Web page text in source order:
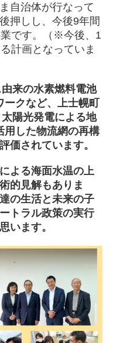
自治体が行なって
押しし、今後9年間
です。（※今後、1
計画となっていま
来の水素燃料電池
ークなど、上士幌町
陽光発電による地
用した物流網の再構
価されています。
よる海面水温の上
的見解もありま
の生活と未来の子
トラル政策の実行
います。